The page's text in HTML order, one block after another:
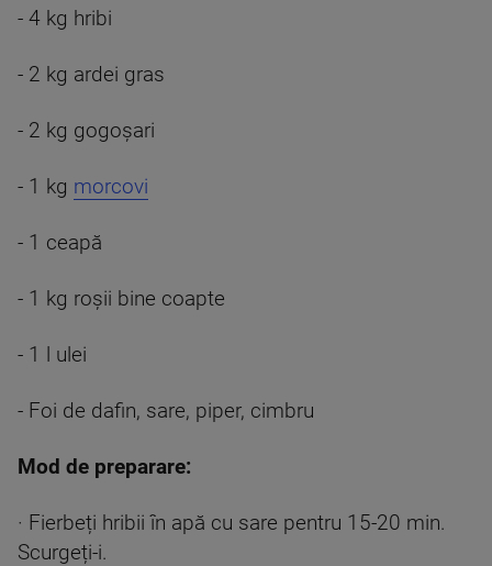
- 4 kg hribi
- 2 kg ardei gras
- 2 kg gogoșari
- 1 kg morcovi
- 1 ceapă
- 1 kg roșii bine coapte
- 1 l ulei
- Foi de dafin, sare, piper, cimbru
Mod de preparare:
· Fierbeți hribii în apă cu sare pentru 15-20 min.
Scurgeți-i.